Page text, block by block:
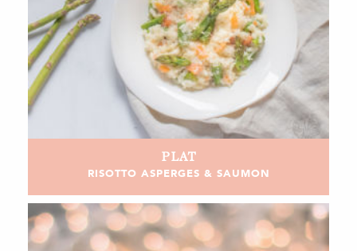
PLAT
RISOTTO ASPERGES & SAUMON